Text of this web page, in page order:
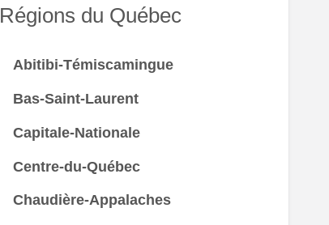
Régions du Québec
Abitibi-Témiscamingue
Bas-Saint-Laurent
Capitale-Nationale
Centre-du-Québec
Chaudière-Appalaches